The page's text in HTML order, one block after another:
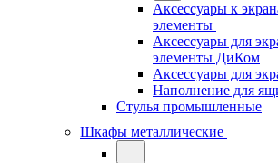
Аксессуары к
элементы
Аксессуары для
элементы ДиКом
Аксессуары для
Наполнение для
Стулья промышленные
Шкафы металлические